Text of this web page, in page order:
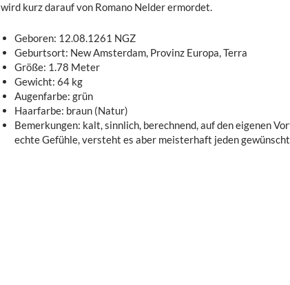
wird kurz darauf von Romano Nelder ermordet.
Geboren: 12.08.1261 NGZ
Geburtsort: New Amsterdam, Provinz Europa, Terra
Größe: 1.78 Meter
Gewicht: 64 kg
Augenfarbe: grün
Haarfarbe: braun (Natur)
Bemerkungen: kalt, sinnlich, berechnend, auf den eigenen
echte Gefühle, versteht es aber meisterhaft jeden